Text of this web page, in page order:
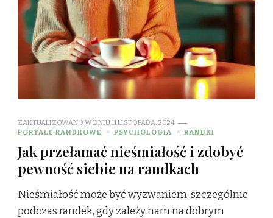
ZAKTUALIZOWANO W DNIU11 LISTOPADA, 2024
PORTALE RANDKOWE
PSYCHOLOGIA RANDKI
Jak przełamać nieśmiałość i zdobyć
pewność siebie na randkach
Nieśmiałość może być wyzwaniem, szczególnie
podczas randek, gdy zależy nam na dobrym